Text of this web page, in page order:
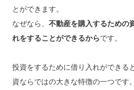
とができます。
なぜなら、 不動産を購入するための
れをすることができるからです。
投資をするために借り入れができる
資ならではの大きな特徴の一つです